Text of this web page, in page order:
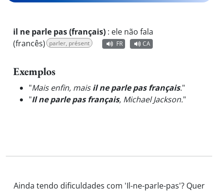
il ne parle pas (français) : ele não fala
(francês) parler, présent FR CA
Exemplos
"Mais enfin, maisil ne parle pas français."
"Il ne parle pas français, Michael Jackson."
Ainda tendo dificuldades com 'Il-ne-parle-pas'? Quer